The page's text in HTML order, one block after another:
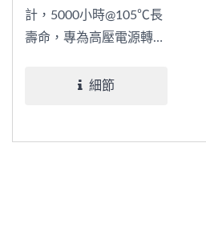
計，5000小時@105℃長
壽命，專為高壓電源轉換
細節